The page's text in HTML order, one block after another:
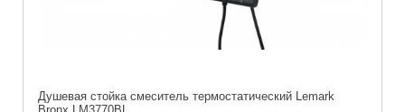
Душевая стойка смeситель термостатический Lemark